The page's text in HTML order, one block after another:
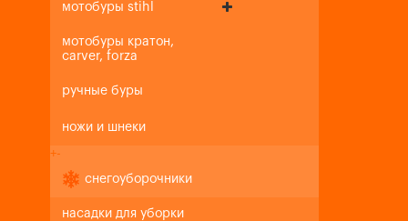
мотобуры stihl
мотобуры кратон,
carver, forza
ручные буры
ножи и шнеки
+-
снегоуборочники
насадки для уборки